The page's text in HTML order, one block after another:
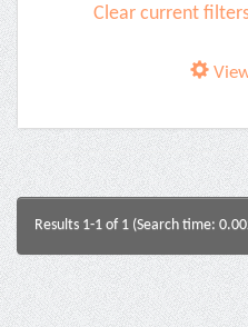
Clear current
Results 1-1 of 1 (Search time: